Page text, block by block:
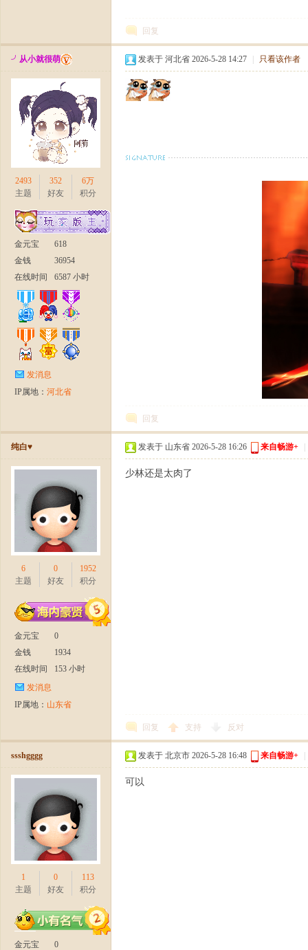
官
【
回复
╯从小就很萌
2493
主题
352
好友
6万
积分
金元宝
618
金钱
36954
在线时间
6587 小时
发消息
IP属地： 河北省
发表于 河北省 2026-5-28 14:27 只看该作者
回复
纯白♥
6
主题
0
好友
1952
积分
金元宝
0
金钱
1934
在线时间
153 小时
发消息
IP属地： 山东省
发表于 山东省 2026-5-28 16:26 来自畅游+
少林还是太肉了
回复 支持 反对
ssshgggg
1
主题
0
好友
113
积分
金元宝
0
发表于 北京市 2026-5-28 16:48 来自畅游+
可以